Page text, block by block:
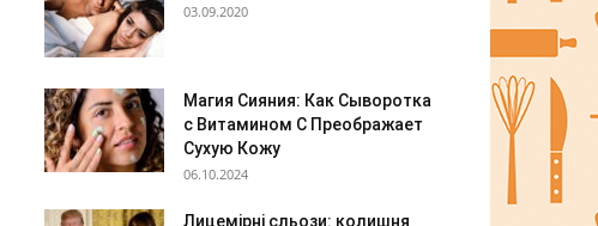
03.09.2020
Магия Сияния: Как Сыворотка
с Витамином С Преображает
Сухую Кожу
06.10.2024
Лицемірні сльози: колишня